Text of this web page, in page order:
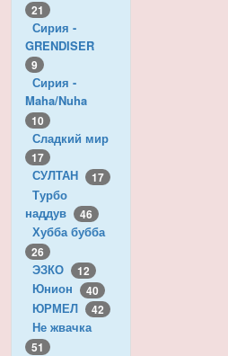
21
Сирия -
GRENDISER
9
Сирия -
Maha/Nuha
10
Сладкий мир
17
СУЛТАН 17
Турбо
наддув
46
Хубба бубба
26
ЭЗКО 12
Юнион 40
ЮРМЕЛ 42
Не жвачка
51